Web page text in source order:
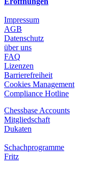
Impressum
AGB
Datenschutz
über uns
FAQ
Lizenzen
Barrierefreiheit
Cookies Management
Compliance Hotline
Chessbase Accounts
Mitgliedschaft
Dukaten
Schachprogramme
Fritz